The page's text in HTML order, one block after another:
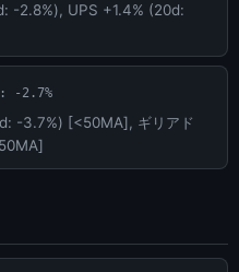
-2.8%), UPS +1.4% (20d:
-2.7%
-3.7%) [<50MA], ギリアド